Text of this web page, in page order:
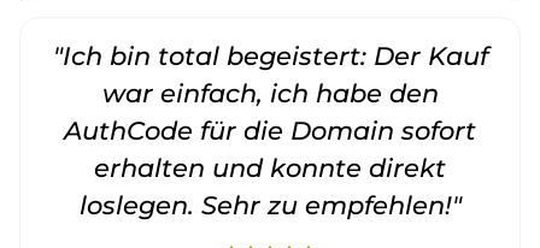
"Ich bin total begeistert: Der Kauf
war einfach, ich habe den
AuthCode für die Domain sofort
erhalten und konnte direkt
loslegen. Sehr zu empfehlen!"